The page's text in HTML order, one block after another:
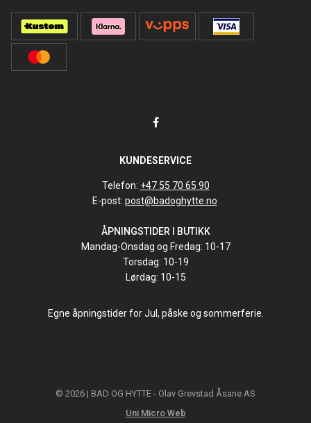
KUNDESERVICE
Telefon: +47 55 70 65 90
E-post: post@badoghytte.no
ÅPNINGSTIDER I BUTIKK
Mandag-Onsdag og Fredag: 10-17
Torsdag: 10-19
Lørdag: 10-15
Egne åpningstider for Jul, påske og sommerferie.
© 2026 | BAD OG HYTTE - Olav Grevstad Åsane AS
Uni Micro Web